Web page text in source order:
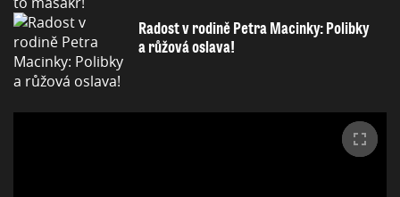
Radost v rodině Petra Macinky: Polibky
a růžová oslava!